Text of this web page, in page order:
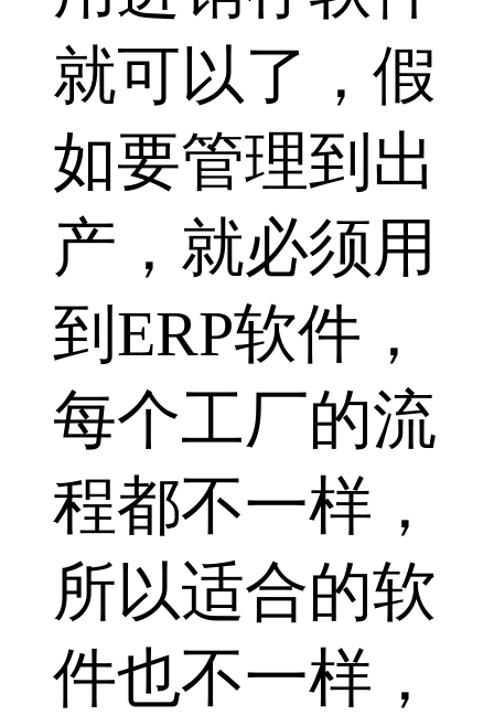
就可以了，假
如要管理到出
产，就必须用
到ERP软件，
每个工厂的流
程都不一样，
所以适合的软
件也不一样，